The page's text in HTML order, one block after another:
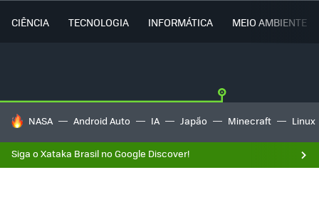
CIÊNCIA TECNOLOGIA INFORMÁTICA MEIO AMBIENTE
TENDÊNCIAS DO DIA
NASA Android Auto IA Japão Minecraft Linux
Siga o Xataka Brasil no Google Discover!